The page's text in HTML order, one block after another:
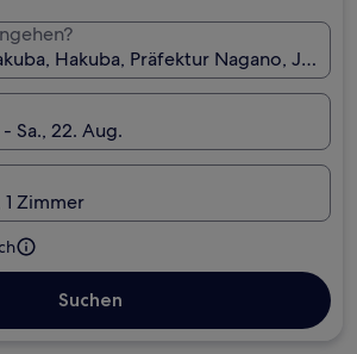
Hakuba, Präfektur Nagano, Japan
- Sa., 22. Aug.
1 Zimmer
Suchen